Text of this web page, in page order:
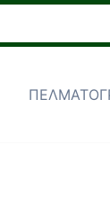
ΕΠΙΚΑΛΙΟ
ΟΒΑΛ